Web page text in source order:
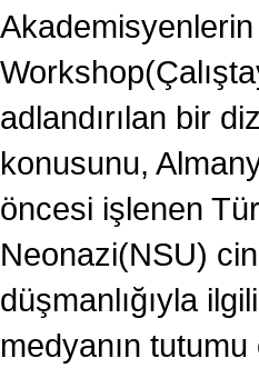
Akademisyenlerin
adlandırılan bir
konusunu,
öncesi işlenen
Neonazi(NSU)
düşmanlığıyla
medyanın